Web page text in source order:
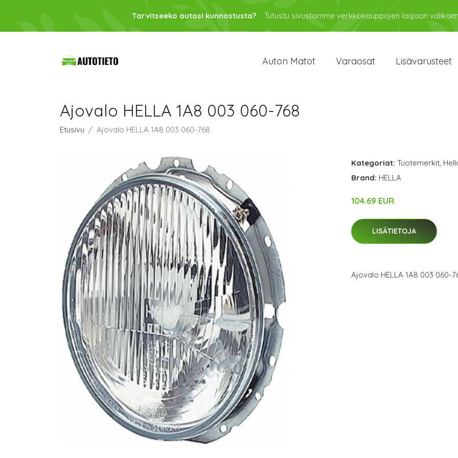
Tarvitseeko autosi kunnostusta? Tutustu sivustomme verkkokauppojen laajaan
Auton Matot Varaosat Lisävarusteet
Ajovalo HELLA 1A8 003 060-768
Etusivu Ajovalo HELLA 1A8 003 060-768
Kategoriat: Tuotemerkit,
Brand: HELLA
104.69 EUR
LISÄTIETOJA
Ajovalo HELLA 1A8 003 060-